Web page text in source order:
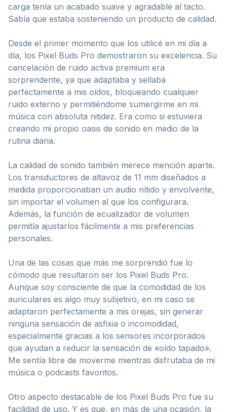
carga tenía un acabado suave y agradable al tacto.
Sabía que estaba sosteniendo un producto de calidad.
Desde el primer momento que los utilicé en mi día a
día, los Pixel Buds Pro demostraron su excelencia. Su
cancelación de ruido activa premium era
sorprendente, ya que adaptaba y sellaba
perfectamente a mis oídos, bloqueando cualquier
ruido externo y permitiéndome sumergirme en mi
música con absoluta nitidez. Era como si estuviera
creando mi propio oasis de sonido en medio de la
rutina diaria.
La calidad de sonido también merece mención aparte.
Los transductores de altavoz de 11 mm diseñados a
medida proporcionaban un audio nítido y envolvente,
sin importar el volumen al que los configurara.
Además, la función de ecualizador de volumen
permitía ajustarlos fácilmente a mis preferencias
personales.
Una de las cosas que más me sorprendió fue lo
cómodo que resultaron ser los Pixel Buds Pro.
Aunque soy consciente de que la comodidad de los
auriculares es algo muy subjetivo, en mi caso se
adaptaron perfectamente a mis orejas, sin generar
ninguna sensación de asfixia o incomodidad,
especialmente gracias a los sensores incorporados
que ayudan a reducir la sensación de «oído tapado».
Me sentía libre de moverme mientras disfrutaba de mi
música o podcasts favoritos.
Otro aspecto destacable de los Pixel Buds Pro fue su
facilidad de uso. Y es que, en más de una ocasión, la